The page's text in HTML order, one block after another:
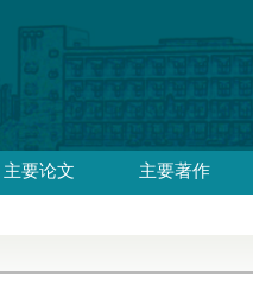
主要论文 主要著作